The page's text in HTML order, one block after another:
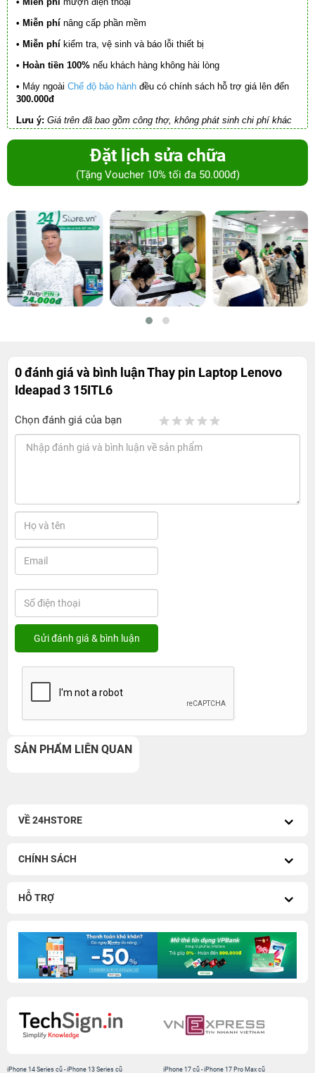
• Miễn phí nâng cấp phần mềm
• Miễn phí kiểm tra, vệ sinh và báo lỗi thiết bị
• Hoàn tiền 100% nếu khách hàng không hài lòng
• Máy ngoài Chế độ bảo hành đều có chính sách hỗ trợ giá lên đến
300.000đ
Lưu ý: Giá trên đã bao gồm công thợ, không phát sinh chi phí khác
Đặt lịch sửa chữa
(Tặng Voucher 10% tối đa 50.000đ)
0 đánh giá và bình luậnThay pin Laptop Lenovo
Ideapad 3 15ITL6
Chọn đánh giá của bạn
SẢN PHẨM LIÊN QUAN
VỀ 24HSTORE
CHÍNH SÁCH
HỖ TRỢ
iPhone 14 Series cũ -iPhone 13 Series cũ
iPhone 17 cũ-iPhone 17 Pro Max cũ